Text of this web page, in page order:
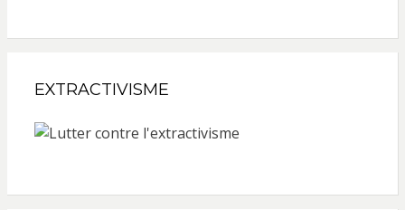
EXTRACTIVISME